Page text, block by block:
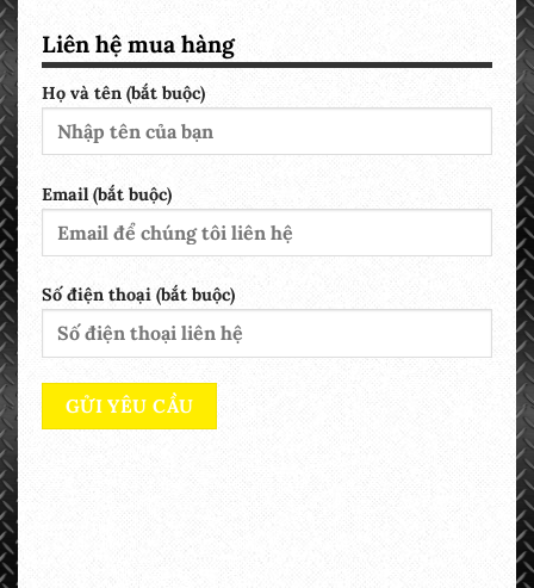
Liên hệ mua hàng
Họ và tên (bắt buộc)
Email (bắt buộc)
Số điện thoại (bắt buộc)